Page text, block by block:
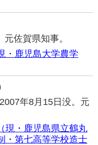
佐賀県知事。
・鹿児島大学農学
年8月15日没。元
現・鹿児島県立鶴丸
・第七高等学校造士